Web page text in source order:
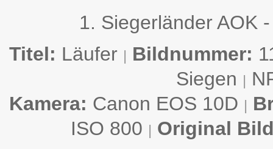
1. Siegerländer AOK
Titel: Läufer | Bildnummer:
Siegen |
Kamera: Canon EOS 10D |
ISO 800 | Original